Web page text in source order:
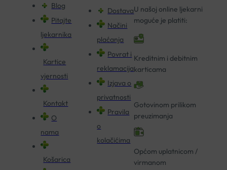
Blog
Pitajte
ljekarnika
Kartice
vjernosti
Kontakt
O
nama
Košarica
Dostava
Načini
plaćanja
Povrat i
reklamacija
Izjava o
privatnosti
Pravila
o
kolačićima
U našoj online ljekarni
moguće je platiti:
Kreditnim i debitnim
karticama
Gotovinom prilikom
preuzimanja
Općom uplatnicom /
virmanom